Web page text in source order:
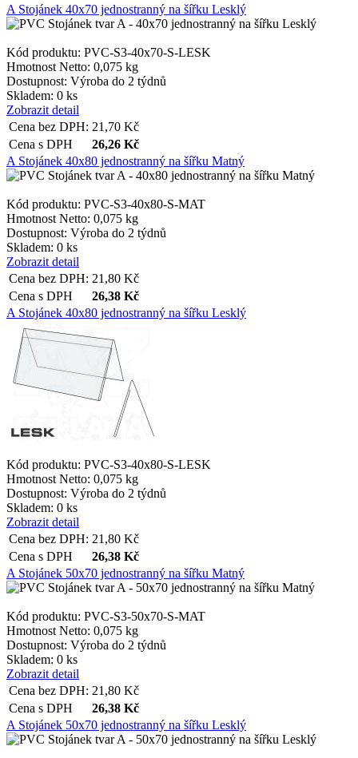
A Stojánek 40x70 jednostranný na šířku Lesklý
Kód produktu: PVC-S3-40x70-S-LESK
Hmotnost Netto: 0,075 kg
Dostupnost: Výroba do 2 týdnů
Skladem: 0 ks
Zobrazit detail
Cena bez DPH: 21,70 Kč
Cena s DPH
26,26 Kč
A Stojánek 40x80 jednostranný na šířku Matný
Kód produktu: PVC-S3-40x80-S-MAT
Hmotnost Netto: 0,075 kg
Dostupnost: Výroba do 2 týdnů
Skladem: 0 ks
Zobrazit detail
Cena bez DPH: 21,80 Kč
Cena s DPH
26,38 Kč
A Stojánek 40x80 jednostranný na šířku Lesklý
Kód produktu: PVC-S3-40x80-S-LESK
Hmotnost Netto: 0,075 kg
Dostupnost: Výroba do 2 týdnů
Skladem: 0 ks
Zobrazit detail
Cena bez DPH: 21,80 Kč
Cena s DPH
26,38 Kč
A Stojánek 50x70 jednostranný na šířku Matný
Kód produktu: PVC-S3-50x70-S-MAT
Hmotnost Netto: 0,075 kg
Dostupnost: Výroba do 2 týdnů
Skladem: 0 ks
Zobrazit detail
Cena bez DPH: 21,80 Kč
Cena s DPH
26,38 Kč
A Stojánek 50x70 jednostranný na šířku Lesklý